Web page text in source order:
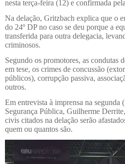
nesta terça-feira (12) e confirmada pela
Na delação, Gritzbach explica que o
do 24º DP no caso se deu porque a
transferida para outra delegacia,
criminosos.
Segundo os promotores, as condutas
em tese, os crimes de concussão
públicos), corrupção passiva,
outros.
Em entrevista à imprensa na segunda
Segurança Pública, Guilherme
civis citados na delação serão
quem ou quantos são.